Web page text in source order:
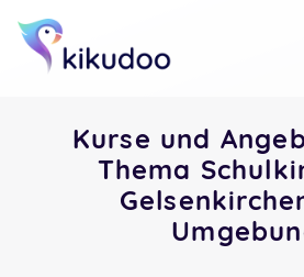
Kurse und
Thema